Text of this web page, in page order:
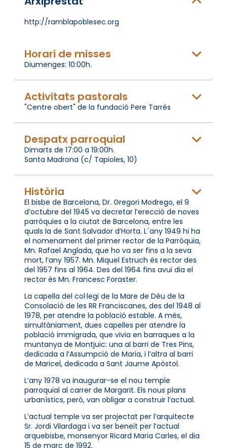
http://ramblapoblesec.org
Horari de misses
Diumenges: 10:00h.
Activitats pastorals
"Centre obert" de la fundació Pere Tarrés
Despatx parroquial
Dimarts de 17:00 a 19:00h.
Santa Madrona (c/ Tapioles, 10)
Història
El bisbe de Barcelona, Dr. Gregori Modrego, el 9
d’octubre del 1945 va decretar l’erecció de noves
parròquies a la ciutat de Barcelona, entre les
quals la de Sant Salvador d’Horta. L´any 1949 hi ha
el nomenament del primer rector de la Parròquia,
Mn. Rafael Anglada, que ho va ser fins a la seva
mort, l’any 1957. Mn. Miquel Estruch és rector des
del 1957 fins al 1964. Des del 1964 fins avui dia el
rector és Mn. Francesc Foraster.
La capella del col·legi de la Mare de Déu de la
Consolació de les RR Franciscanes, des del 1948 al
1978, per atendre la població estable. A més,
simultàniament, dues capelles per atendre la
població immigrada, que vivia en barraques a la
muntanya de Montjuïc: una al barri de Tres Pins,
dedicada a l’Assumpció de Maria, i l’altra al barri
de Maricel, dedicada a Sant Jaume Apòstol.
L’any 1978 va inaugurar-se el nou temple
parroquial al carrer de Margarit. Els nous plans
urbanístics, però, van obligar a construir l’actual.
L’actual temple va ser projectat per l’arquitecte
Sr. Jordi Vilardaga i va ser beneït per l’actual
arquebisbe, monsenyor Ricard Maria Carles, el dia
15 de març de 1992.